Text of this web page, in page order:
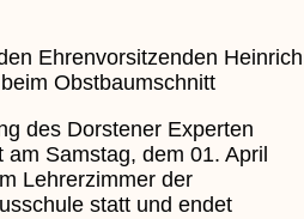
Ehrenvorsitzenden Heinrich
Obstbaumschnitt
des Dorstener Experten
Samstag, dem 01. April
Lehrerzimmer der
statt und endet